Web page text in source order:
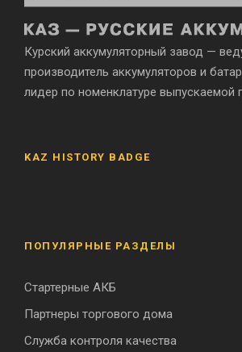
Курский аккумуляторный завод —
производитель аккумуляторов и
лидер по номенклатуре выпускаемой
KAZ HISTORY BADGE
ПОПУЛЯРНЫЕ РАЗДЕЛЫ
Стартерные АКБ
Партнеры торгового дома
Служба контроля качества